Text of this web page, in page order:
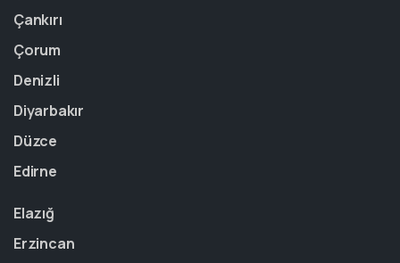
Çankırı
Çorum
Denizli
Diyarbakır
Düzce
Edirne
Elazığ
Erzincan